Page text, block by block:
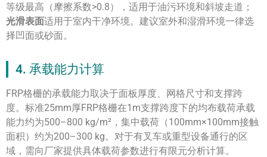
等级最高（摩擦系数>0.8），适用于油污环境和斜坡走道；
光滑表面适用于室内干净环境。建议室外和湿滑环境一律选
择凹面或砂面。
4. 承载能力计算
FRP格栅的承载能力取决于面板厚度、网格尺寸和支撑跨
度。标准25mm厚FRP格栅在1m支撑跨度下的均布载荷承载
能力约为500–800 kg/m²，集中载荷（100mm×100mm接触
面积）约为200–300 kg。对于有叉车或重型设备通行的区
域，需向厂家提供具体载荷参数进行有限元分析计算。